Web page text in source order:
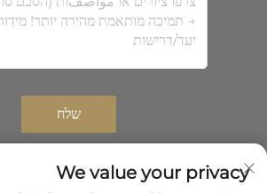
שלח
We value your privacy